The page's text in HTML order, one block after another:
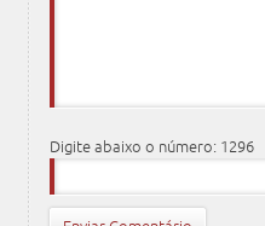
Digite abaixo o número: 1296